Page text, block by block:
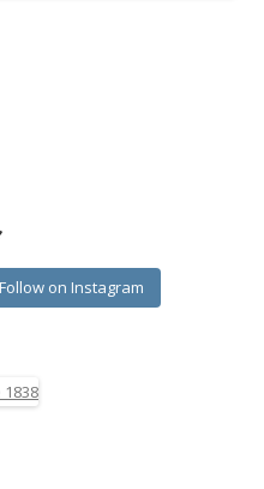
Follow on Instagram